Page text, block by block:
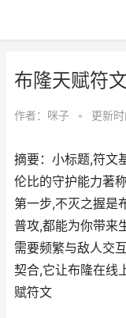
布隆天赋符文
作者： 咪子 • 更新
摘要：小标题,符文
伦比的守护能力著
第一步,不灭之握是
普攻,都能为你带来
需要频繁与敌人交
契合,它让布隆在线
赋符文